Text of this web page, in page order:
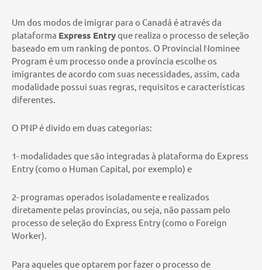
Um dos modos de imigrar para o Canadá é através da
plataforma Express Entryque realiza o processo de seleção
baseado em um ranking de pontos. O Provincial Nominee
Program é um processo onde a província escolhe os
imigrantes de acordo com suas necessidades, assim, cada
modalidade possui suas regras, requisitos e características
diferentes.
O PNP é divido em duas categorias:
1- modalidades que são integradas à plataforma do Express
Entry (como o Human Capital, por exemplo) e
2- programas operados isoladamente e realizados
diretamente pelas províncias, ou seja, não passam pelo
processo de seleção do Express Entry (como o Foreign
Worker).
Para aqueles que optarem por fazer o processo de